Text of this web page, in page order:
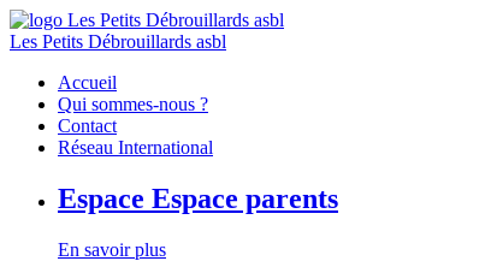
Les Petits Débrouillards asbl
Accueil
Qui sommes-nous ?
Contact
Réseau International
Espace Espace parents
En savoir plus